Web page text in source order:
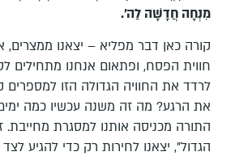
מִנְחָה חֲדָשָׁה לַה'.
קורה כאן דבר מפליא – יצאנו ממצרים,
חווית הפסח, ופתאום אנחנו מתחילים
לרדד את החוויה הגדולה הזו
את הרגע? מה זה משנה עכשיו כמה
התורה מכניסה אותנו למסגרת
הגדול", יצאנו לחירות רק כדי להגיע